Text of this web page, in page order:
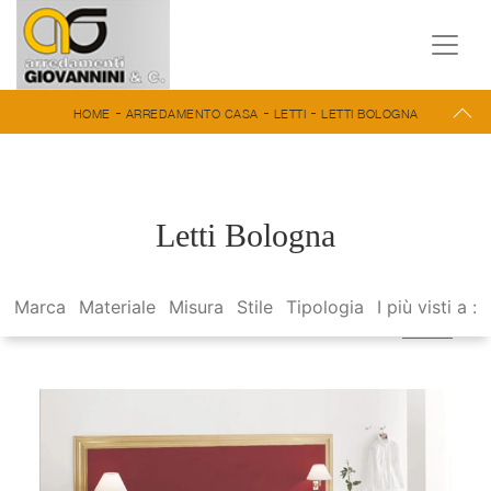
HOME - ARREDAMENTO CASA - LETTI - LETTI BOLOGNA
Letti Bologna
Marca Materiale Misura Stile Tipologia I più visti a :